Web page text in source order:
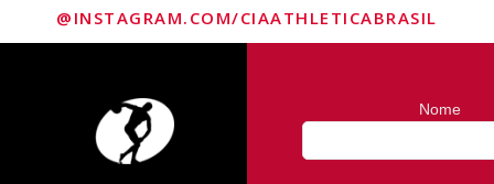
@INSTAGRAM.COM/CIAATHLETICABRASIL
Nome